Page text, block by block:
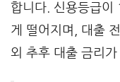
합니다. 신용등급
게 떨어지며, 대출
외 추후 대출 금리